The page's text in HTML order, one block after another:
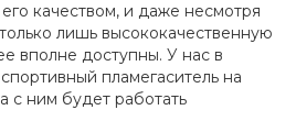
качеством, и даже несмотря
лишь высококачественную
вполне доступны. У нас в
пламегаситель на
с ним будет работать